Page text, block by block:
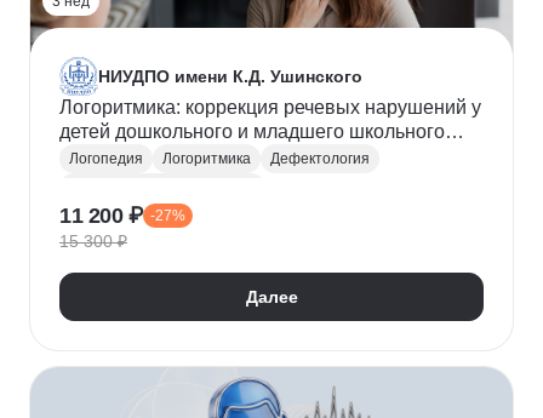
НИУДПО имени К.Д. Ушинского
Логоритмика: коррекция речевых нарушений у
детей дошкольного и младшего школьного
возраста
Логопедия Логоритмика
Дефектология
11 200 ₽ -27%
15 300 ₽
Далее